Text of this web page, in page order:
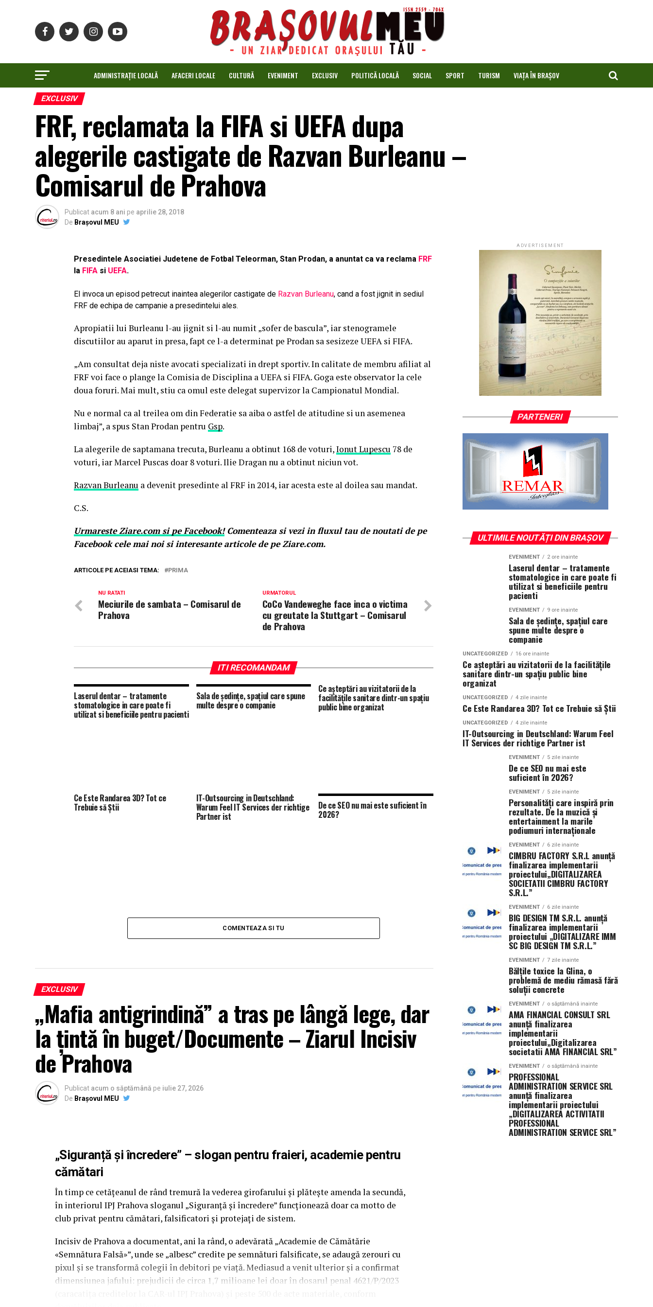
ADMINISTRAȚIE LOCALĂ AFACERI LOCALE CULTURĂ EVENIMENT EXCLUSIV POLITICĂ LOCALĂ SOCIAL SPORT TURISM VIAȚA ÎN BRAȘOV
EXCLUSIV
FRF, reclamata la FIFA si UEFA dupa
alegerile castigate de Razvan Burleanu –
Comisarul de Prahova
Publicat acum 8 ani pe aprilie 28, 2018
De Brașovul MEU
Presedintele Asociatiei Judetene de Fotbal Teleorman, Stan Prodan, a anuntat ca va reclama FRF
la FIFA si UEFA.
El invoca un episod petrecut inaintea alegerilor castigate de Razvan Burleanu, cand a fost jignit in sediul
FRF de echipa de campanie a presedintelui ales.
Apropiatii lui Burleanu l-au jignit si l-au numit „sofer de bascula”, iar stenogramele
discutiilor au aparut in presa, fapt ce l-a determinat pe Prodan sa sesizeze UEFA si FIFA.
„Am consultat deja niste avocati specializati in drept sportiv. In calitate de membru afiliat al
FRF voi face o plange la Comisia de Disciplina a UEFA si FIFA. Goga este observator la cele
doua foruri. Mai mult, stiu ca omul este delegat supervizor la Campionatul Mondial.
Nu e normal ca al treilea om din Federatie sa aiba o astfel de atitudine si un asemenea
limbaj”, a spus Stan Prodan pentru Gsp.
La alegerile de saptamana trecuta, Burleanu a obtinut 168 de voturi,Ionut Lupescu 78 de
voturi, iar Marcel Puscas doar 8 voturi. Ilie Dragan nu a obtinut niciun vot.
Razvan Burleanu a devenit presedinte al FRF in 2014, iar acesta este al doilea sau mandat.
C.S.
UrmaresteZiare.comsi pe Facebook!Comenteaza si vezi in fluxul tau de noutati de pe
Facebook cele mai noi si interesante articole de pe Ziare.com.
ARTICOLE PE ACEIASI TEMA: PRIMA
URMATORUL
CoCo Vandeweghe face inca o victima
cu greutate la Stuttgart – Comisarul
de Prahova
NU RATATI
Meciurile de sambata – Comisarul de
Prahova
ITI RECOMANDAM
Laserul dentar – tratamente
stomatologice in care poate fi
utilizat si beneficiile pentru pacienti
Sala de ședințe, spațiul care spune
multe despre o companie
Ce așteptări au vizitatorii de la
facilitățile sanitare dintr-un spațiu
public bine organizat
Ce Este Randarea 3D? Tot ce
Trebuie să Știi
IT-Outsourcing in Deutschland:
Warum Feel IT Services der richtige
Partner ist
De ce SEO nu mai este suficient în
2026?
COMENTEAZA SI TU
EXCLUSIV
„Mafia antigrindină” a tras pe lângă lege, dar
la țintă în buget/Documente – Ziarul Incisiv
de Prahova
Publicat acum o săptămână pe iulie 27, 2026
De Brașovul MEU
„Siguranță și încredere” – slogan pentru fraieri, academie pentru
cămătari
În timp ce cetățeanul de rând tremură la vederea girofarului și plătește amenda la secundă,
în interiorul IPJ Prahova sloganul „Siguranță și încredere” funcționează doar ca motto de
club privat pentru cămătari, falsificatori și protejați de sistem.
Incisiv de Prahova a documentat, ani la rând, o adevărată „Academie de Cămătărie
«Semnătura Falsă»”, unde se „albesc” credite pe semnături falsificate, se adaugă zerouri cu
pixul și se transformă colegii în debitori pe viață. Mediasud a venit ulterior și a confirmat
dimensiunea jafului: prejudicii de circa 1,7 milioane lei doar în dosarul penal 4621/P/2023
ADVERTISEMENT
PARTENERI
ULTIMILE NOUTĂȚI DIN BRAȘOV
EVENIMENT 2 ore inainte
Laserul dentar – tratamente
stomatologice in care poate fi
utilizat si beneficiile pentru
pacienti
EVENIMENT 9 ore inainte
Sala de ședințe, spațiul care
spune multe despre o
companie
UNCATEGORIZED 16 ore inainte
Ce așteptări au vizitatorii de la facilitățile
sanitare dintr-un spațiu public bine
organizat
UNCATEGORIZED 4 zile inainte
Ce Este Randarea 3D? Tot ce Trebuie să Știi
UNCATEGORIZED 4 zile inainte
IT-Outsourcing in Deutschland: Warum Feel
IT Services der richtige Partner ist
EVENIMENT 5 zile inainte
De ce SEO nu mai este
suficient în 2026?
EVENIMENT 5 zile inainte
Personalități care inspiră prin
rezultate. De la muzică și
entertainment la marile
podiumuri internaționale
EVENIMENT 6 zile inainte
CIMBRU FACTORY S.R.L anunţă
finalizarea implementarii
proiectului„DIGITALIZAREA
SOCIETATII CIMBRU FACTORY
S.R.L.”
EVENIMENT 6 zile inainte
BIG DESIGN TM S.R.L. anunţă
finalizarea implementarii
proiectului „DIGITALIZARE IMM
SC BIG DESIGN TM S.R.L.”
EVENIMENT 7 zile inainte
Bălțile toxice la Glina, o
problemă de mediu rămasă fără
soluții concrete
EVENIMENT o săptămână inainte
AMA FINANCIAL CONSULT SRL
anunţă finalizarea
implementarii
proiectului„Digitalizarea
societatii AMA FINANCIAL SRL”
EVENIMENT o săptămână inainte
PROFESSIONAL
ADMINISTRATION SERVICE SRL
anunţă finalizarea
implementarii proiectului
„DIGITALIZAREA ACTIVITATII
PROFESSIONAL
ADMINISTRATION SERVICE SRL”